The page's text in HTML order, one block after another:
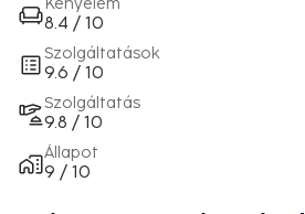
Kényelem
8.4 / 10
Szolgáltatások
9.6 / 10
Szolgáltatás
9.8 / 10
Állapot
9 / 10